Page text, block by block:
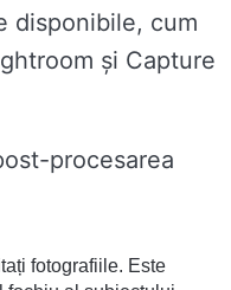
disponibile, cum
și Capture
procesarea
fotografiile. Este